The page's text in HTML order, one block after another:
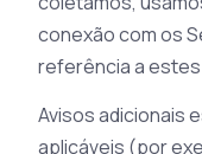
conexão com os
referência a
Avisos adicionais
aplicáveis (por